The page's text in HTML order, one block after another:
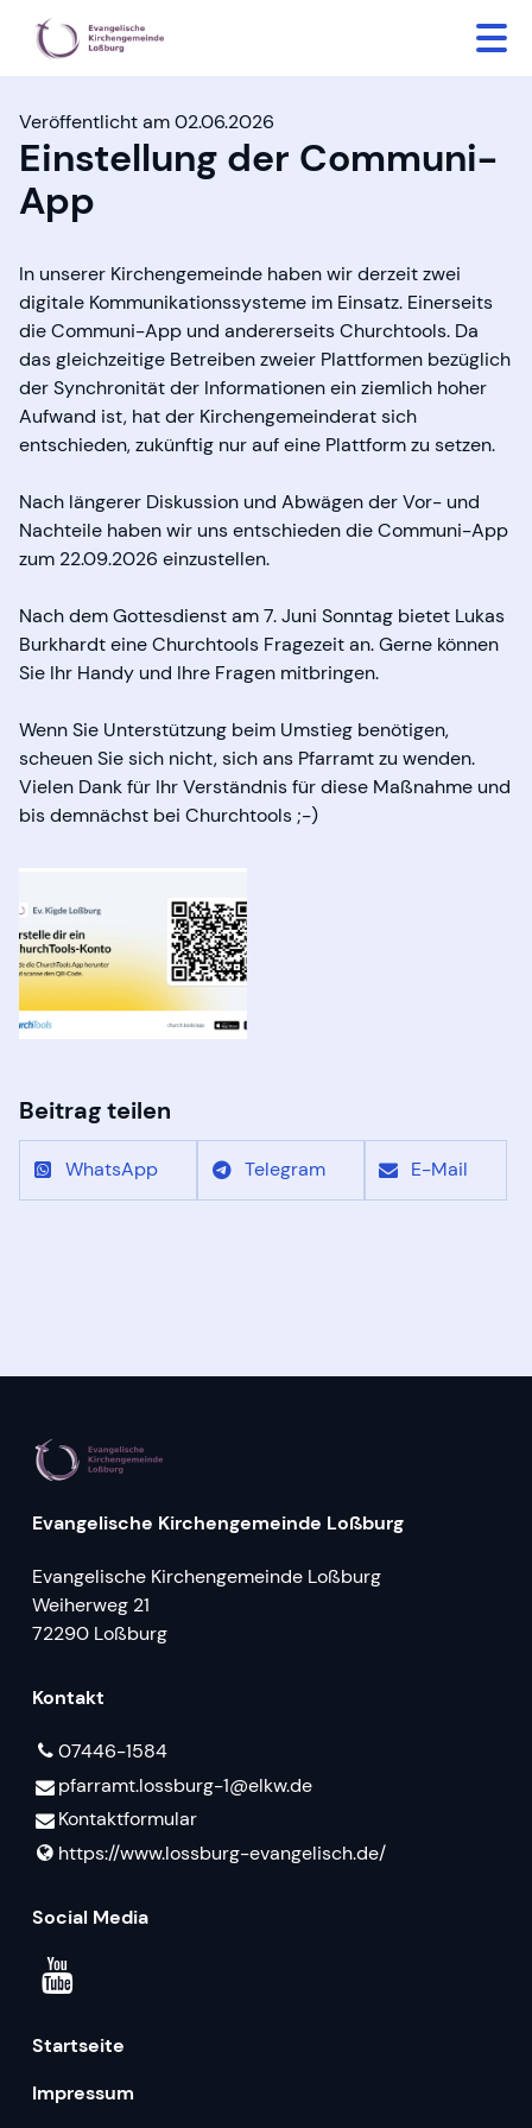
Veröffentlicht am 02.06.2026
Einstellung der Communi-
App
In unserer Kirchengemeinde haben wir derzeit zwei
digitale Kommunikationssysteme im Einsatz. Einerseits
die Communi-App und andererseits Churchtools. Da
das gleichzeitige Betreiben zweier Plattformen bezüglich
der Synchronität der Informationen ein ziemlich hoher
Aufwand ist, hat der Kirchengemeinderat sich
entschieden, zukünftig nur auf eine Plattform zu setzen.
Nach längerer Diskussion und Abwägen der Vor- und
Nachteile haben wir uns entschieden die Communi-App
zum 22.09.2026 einzustellen.
Nach dem Gottesdienst am 7. Juni Sonntag bietet Lukas
Burkhardt eine Churchtools Fragezeit an. Gerne können
Sie Ihr Handy und Ihre Fragen mitbringen.
Wenn Sie Unterstützung beim Umstieg benötigen,
scheuen Sie sich nicht, sich ans Pfarramt zu wenden.
Vielen Dank für Ihr Verständnis für diese Maßnahme und
bis demnächst bei Churchtools ;-)
Beitrag teilen
WhatsApp Telegram E-Mail
Evangelische Kirchengemeinde Loßburg
Evangelische Kirchengemeinde Loßburg
Weiherweg 21
72290 Loßburg
Kontakt
07446-1584
pfarramt.​lossburg-1@​elkw.​de
Kontaktformular
https://www.​lossburg-evangelisch.​de/
Social Media
Startseite
Impressum